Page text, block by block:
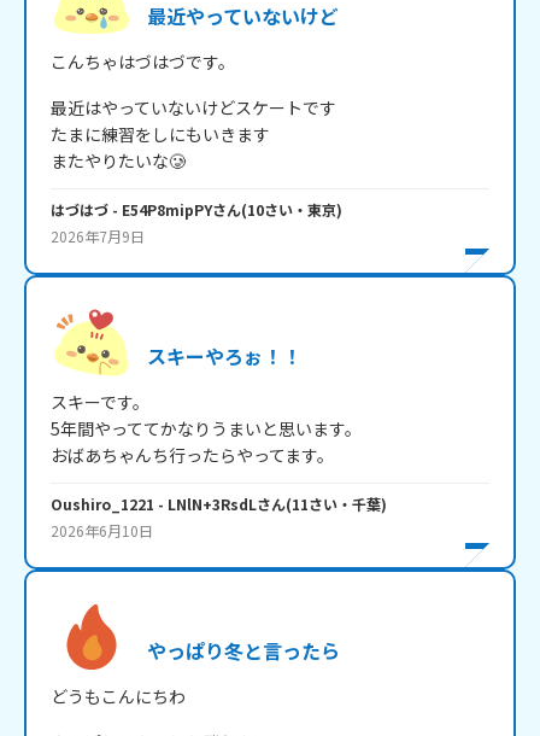
最近やっていないけど
こんちゃはづはづです。
最近はやっていないけどスケートです
たまに練習をしにもいきます
またやりたいな🥲
はづはづ - E54P8mipPYさん(10さい・ 東京)
2026年7月9日
スキーやろぉ！！
スキーです。
5年間やっててかなりうまいと思います。
おばあちゃんち行ったらやってます。
Oushiro_1221 - LNlN+3RsdLさん(11さい・ 千葉)
2026年6月10日
やっぱり冬と言ったら
どうもこんにちわ